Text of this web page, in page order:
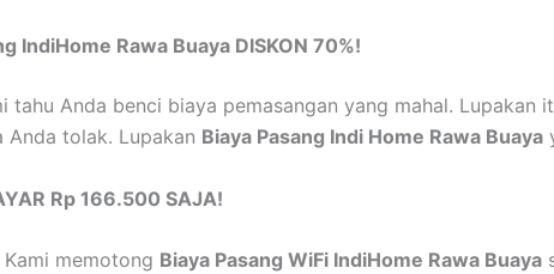
IndiHome Rawa Buaya DISKON 70%!
tahu Anda benci biaya pemasangan yang mahal. Lupakan
Anda tolak. Lupakan Biaya Pasang Indi Home Rawa Buaya
Rp 166.500 SAJA!
memotong Biaya Pasang WiFi IndiHome Rawa Buaya